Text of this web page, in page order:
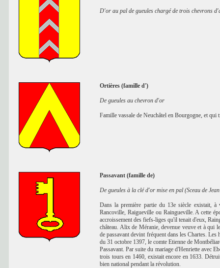
D'or au pal de gueules chargé de trois chevrons
Ortières (famille d')
De gueules au chevron d'or
Famille vassale de Neuchâtel en Bourgogne, et qui
Passavant (famille de)
De gueules à la clé d'or mise en pal (Sceau de
Dans la première partie du 13e siècle existait, à
Rancoville, Raigueville ou Raingueville. A cette
accroissement des fiefs-liges qu'il tenait d'eux,
château. Alix de Méranie, devenue veuve et à qui
de passavant devint fréquent dans les Chartes.
du 31 octobre 1397, le comte Etienne de
Passavant. Par suite du mariage d'Henriette avec
trois tours en 1460, existait encore en 1633.
bien national pendant la révolution.